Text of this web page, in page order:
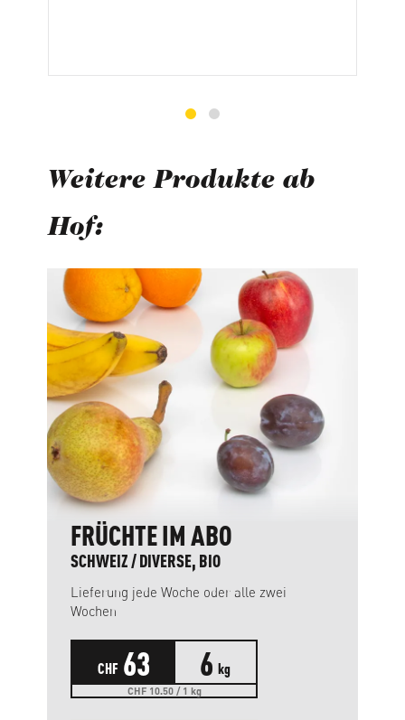
Weitere Produkte ab
Hof:
Produktgalerie überspringen
FRÜCHTE IM ABO
SCHWEIZ / DIVERSE, BIO
Lieferung jede Woche oder alle zwei
Wochen
CHF 63 6 kg
CHF 10.50 / 1 kg